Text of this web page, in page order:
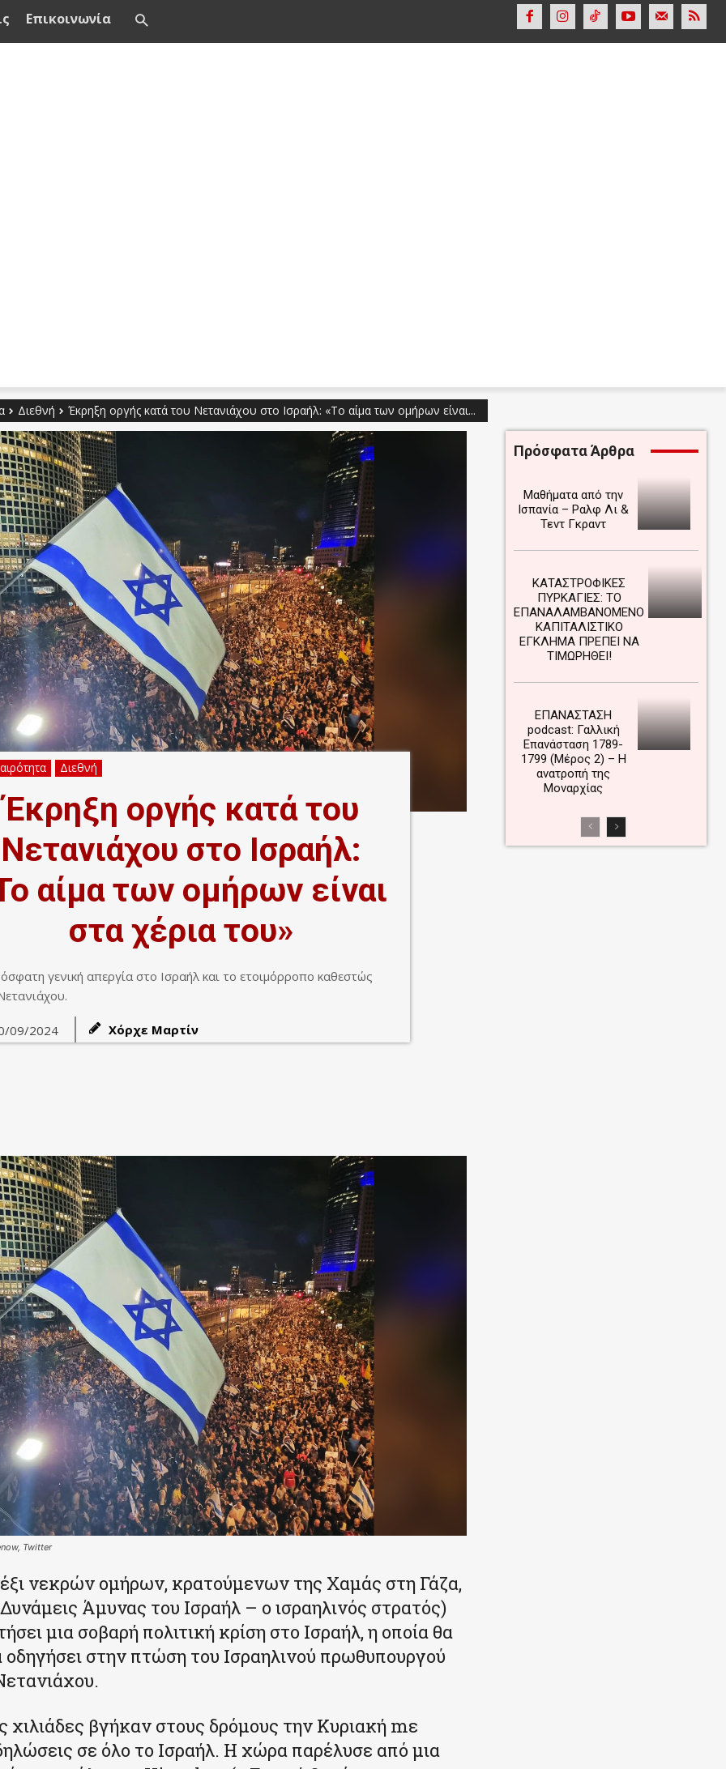
Επικοινωνία
Διεθνή Έκρηξη οργής κατά του Νετανιάχου στο Ισραήλ: «Το αίμα των ομήρων είναι...
Διεθνή
Έκρηξη οργής κατά του
Νετανιάχου στο Ισραήλ:
αίμα των ομήρων είναι
στα χέρια του»
γενική απεργία στο Ισραήλ και το ετοιμόρροπο καθεστώς
09/2024 Χόρχε Μαρτίν
Twitter
νεκρών ομήρων, κρατούμενων της Χαμάς στη Γάζα,
Άμυνας του Ισραήλ – ο ισραηλινός στρατός)
μια σοβαρή πολιτική κρίση στο Ισραήλ, η οποία θα
στην πτώση του Ισραηλινού πρωθυπουργού
χιλιάδες βγήκαν στους δρόμους την Κυριακή mε
σε όλο το Ισραήλ. Η χώρα παρέλυσε από μια
Πρόσφατα Άρθρα
Μαθήματα από την
Ισπανία – Ραλφ Λι &
Τεντ Γκραντ
ΚΑΤΑΣΤΡΟΦΙΚΕΣ
ΠΥΡΚΑΓΙΕΣ: ΤΟ
ΕΠΑΝΑΛΑΜΒΑΝΟΜΕΝΟ
ΚΑΠΙΤΑΛΙΣΤΙΚΟ
ΕΓΚΛΗΜΑ ΠΡΕΠΕΙ ΝΑ
ΤΙΜΩΡΗΘΕΙ!
ΕΠΑΝΑΣΤΑΣΗ
podcast: Γαλλική
Επανάσταση 1789-
1799 (Μέρος 2) – Η
ανατροπή της
Μοναρχίας